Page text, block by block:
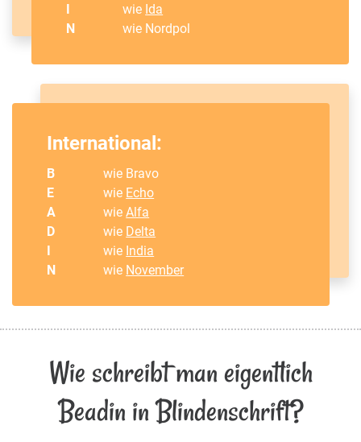
I
wie Ida
N
wie Nordpol
International:
B
wie Bravo
E
wie Echo
A
wieAlfa
D
wie Delta
I
wie India
N
wie November
Wie schreibt man eigentlich
Beadin in Blindenschrift?